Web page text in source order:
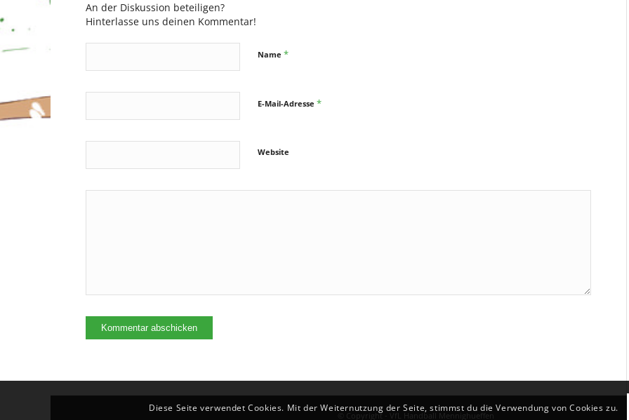
An der Diskussion beteiligen?
Hinterlasse uns deinen Kommentar!
Name *
E-Mail-Adresse *
Website
© Copyright - VfL Handball Mennighueffen
Diese Seite verwendet Cookies. Mit der Weiternutzung der Seite, stimmst du die Verwendung von Cookies zu.